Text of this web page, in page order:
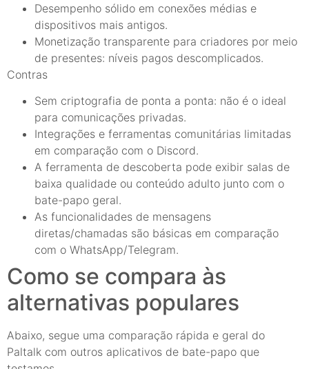
Desempenho sólido em conexões médias e
dispositivos mais antigos.
Monetização transparente para criadores por meio
de presentes: níveis pagos descomplicados.
Contras
Sem criptografia de ponta a ponta: não é o ideal
para comunicações privadas.
Integrações e ferramentas comunitárias limitadas
em comparação com o Discord.
A ferramenta de descoberta pode exibir salas de
baixa qualidade ou conteúdo adulto junto com o
bate-papo geral.
As funcionalidades de mensagens
diretas/chamadas são básicas em comparação
com o WhatsApp/Telegram.
Como se compara às
alternativas populares
Abaixo, segue uma comparação rápida e geral do
Paltalk com outros aplicativos de bate-papo que